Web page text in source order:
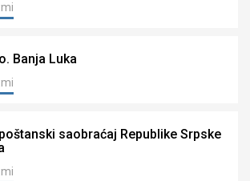
Banja Luka
saobraćaj Republike Srpske